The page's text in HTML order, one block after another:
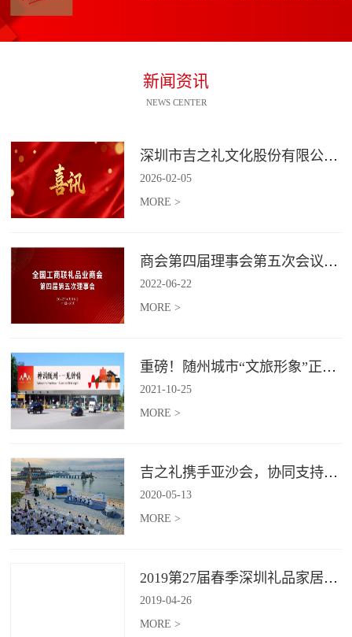
新闻资讯
NEWS CENTER
深圳市吉之礼文化股份有限公司荣获“国家高新技术企业”认定
2026-02-05
MORE >
商会第四届理事会第五次会议召开
2022-06-22
MORE >
重磅！随州城市“文旅形象”正式发布！
2021-10-25
MORE >
吉之礼携手亚沙会，协同支持、共襄盛举
2020-05-13
MORE >
2019第27届春季深圳礼品家居展开幕 引领礼赠行业新动向
2019-04-26
MORE >